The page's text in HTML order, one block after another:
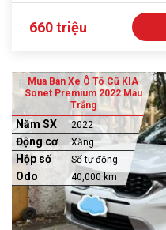
660 triệu
Mua Bán Xe Ô Tô Cũ KIA
Sonet Premium 2022 Màu
Trắng
Năm SX 2022
Động cơ Xăng
Hộp số Số tự động
Odo 40,000 km